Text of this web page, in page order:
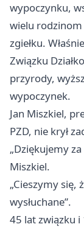
wypoczynku,
wielu rodzinom
zgiełku.
Związku
przyrody,
wypoczynek.
Jan Miszkiel,
PZD, nie krył
„Dziękujemy za
Miszkiel.
„Cieszymy się,
wysłuchane”.
45 lat związku